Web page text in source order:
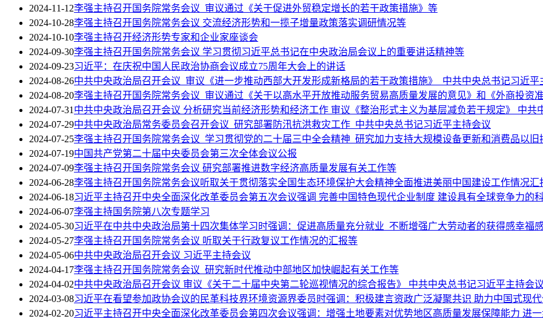
2024-11-12李强主持召开国务院常务会议 审议通过《关于促进外贸稳定增长的若干政策措施》等
2024-10-28李强主持召开国务院常务会议 交流经济形势和一揽子增量政策落实调研情况等
2024-10-10李强主持召开经济形势专家和企业家座谈会
2024-09-30李强主持召开国务院常务会议 学习贯彻习近平总书记在中央政治局会议上的重要讲话精神等
2024-09-23习近平：在庆祝中国人民政治协商会议成立75周年大会上的讲话
2024-08-26中共中央政治局召开会议 审议《进一步推动西部大开发形成新格局的若干政策措施》 中共中央总书记习近平
2024-08-20李强主持召开国务院常务会议 审议通过《关于以高水平开放推动服务贸易高质量发展的意见》和《外商投资
2024-07-31中共中央政治局召开会议 分析研究当前经济形势和经济工作 审议《整治形式主义为基层减负若干规定》 中共
2024-07-29中共中央政治局常务委员会召开会议 研究部署防汛抗洪救灾工作 中共中央总书记习近平主持会议
2024-07-25李强主持召开国务院常务会议 学习贯彻党的二十届三中全会精神 研究加力支持大规模设备更新和消费品以
2024-07-19中国共产党第二十届中央委员会第三次全体会议公报
2024-07-09李强主持召开国务院常务会议 研究部署推进数字经济高质量发展有关工作等
2024-06-28李强主持召开国务院常务会议听取关于贯彻落实全国生态环境保护大会精神全面推进美丽中国建设工作情况汇
2024-06-18习近平主持召开中央全面深化改革委员会第五次会议强调 完善中国特色现代企业制度 建设具有全球竞争力的
2024-06-07李强主持国务院第八次专题学习
2024-05-30习近平在中共中央政治局第十四次集体学习时强调：促进高质量充分就业 不断增强广大劳动者的获得感幸福
2024-05-27李强主持召开国务院常务会议 听取关于行政复议工作情况的汇报等
2024-05-06中共中央政治局召开会议 习近平主持会议
2024-04-17李强主持召开国务院常务会议 研究新时代推动中部地区加快崛起有关工作等
2024-04-02中共中央政治局召开会议 审议《关于二十届中央第二轮巡视情况的综合报告》 中共中央总书记习近平主持会议
2024-03-08习近平在看望参加政协会议的民革科技界环境资源界委员时强调：积极建言资政广泛凝聚共识 助力中国式现
2024-02-20习近平主持召开中央全面深化改革委员会第四次会议强调：增强土地要素对优势地区高质量发展保障能力 进